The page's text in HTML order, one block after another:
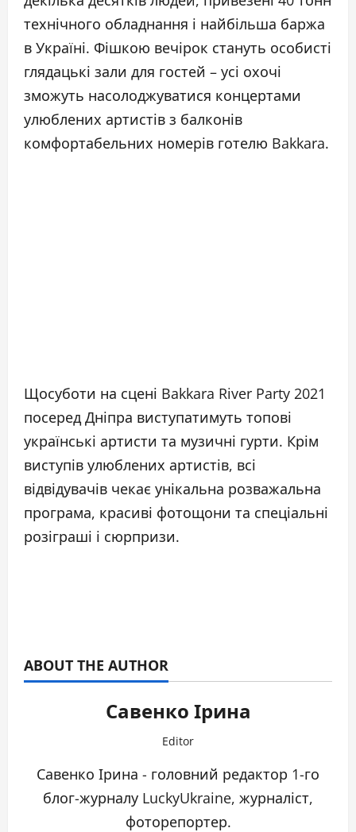
технічного обладнання і найбільша баржа
в Україні. Фішкою вечірок стануть особисті
глядацькі зали для гостей – усі охочі
зможуть насолоджуватися концертами
улюблених артистів з балконів
комфортабельних номерів готелю Bakkara.
Щосуботи на сцені Bakkara River Party 2021
посеред Дніпра виступатимуть топові
українські артисти та музичні гурти. Крім
виступів улюблених артистів, всі
відвідувачів чекає унікальна розважальна
програма, красиві фотощони та спеціальні
розіграші і сюрпризи.
ABOUT THE AUTHOR
Савенко Ірина
Editor
Савенко Ірина - головний редактор 1-го
блог-журналу LuckyUkraine, журналіст,
фоторепортер.